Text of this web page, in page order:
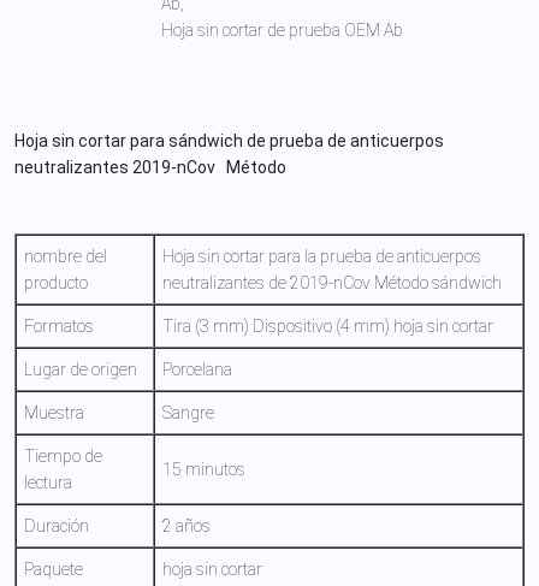
Hoja sin cortar de prueba OEM Ab
Hoja sin cortar para sándwich de prueba de anticuerpos
neutralizantes 2019-nCov
Método
nombre del
producto
Hoja sin cortar para la prueba de anticuerpos
neutralizantes de 2019-nCov Método sándwich
Formatos Tira (3 mm) Dispositivo (4 mm) hoja sin cortar
Lugar de origen Porcelana
Muestra Sangre
Tiempo de
lectura
15 minutos
Duración 2 años
Paquete hoja sin cortar